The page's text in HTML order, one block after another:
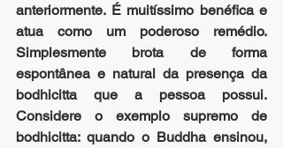
anteriormente. É muitíssimo benéfica e
atua como um poderoso remédio.
Simplesmente brota de forma
espontânea e natural da presença da
bodhicitta que a pessoa possui.
Considere o exemplo supremo de
bodhicitta: quando o Buddha ensinou,